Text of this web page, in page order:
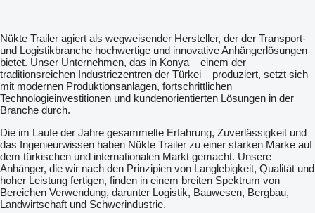
Nükte Trailer agiert als wegweisender Hersteller, der der Transport-
und Logistikbranche hochwertige und innovative Anhängerlösungen
bietet. Unser Unternehmen, das in Konya – einem der
traditionsreichen Industriezentren der Türkei – produziert, setzt sich
mit modernen Produktionsanlagen, fortschrittlichen
Technologieinvestitionen und kundenorientierten Lösungen in der
Branche durch.
Die im Laufe der Jahre gesammelte Erfahrung, Zuverlässigkeit und
das Ingenieurwissen haben Nükte Trailer zu einer starken Marke auf
dem türkischen und internationalen Markt gemacht. Unsere
Anhänger, die wir nach den Prinzipien von Langlebigkeit, Qualität und
hoher Leistung fertigen, finden in einem breiten Spektrum von
Bereichen Verwendung, darunter Logistik, Bauwesen, Bergbau,
Landwirtschaft und Schwerindustrie.